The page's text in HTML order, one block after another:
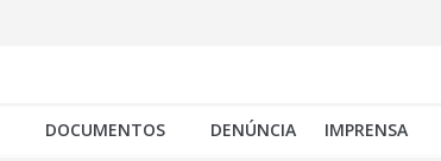
DOCUMENTOS DENÚNCIA IMPRENSA